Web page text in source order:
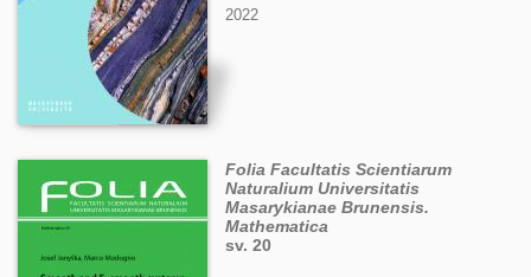
2022
Folia Facultatis Scientiarum
Naturalium Universitatis
Masarykianae Brunensis.
Mathematica
sv. 20